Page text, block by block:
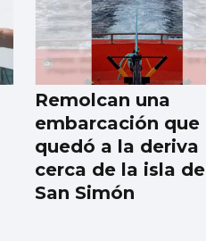
Remolcan una
embarcación que
quedó a la deriva
cerca de la isla de
San Simón